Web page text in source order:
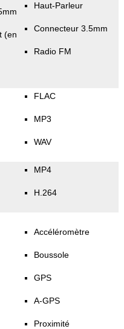
(en
Haut-Parleur
Connecteur 3.5mm
Radio FM
FLAC
MP3
WAV
MP4
H.264
Accéléromètre
Boussole
GPS
A-GPS
Proximité